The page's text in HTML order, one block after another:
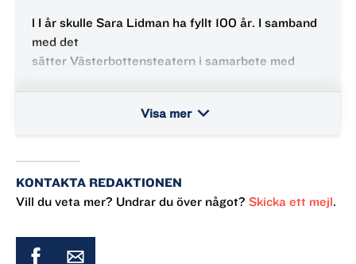
l I år skulle Sara Lidman ha fyllt 100 år. I samband
med det
sätter Västerbottensteatern i samarbete med
Västerbottens historia och hyllades och
prisbelönades när
den kom ut mellan åren 1977 och 1985.
Lundén regisserar och den
Visa merkeyboard_arrow_down
KONTAKTA REDAKTIONEN
Vill du veta mer? Undrar du över något? Skicka ett mejl.